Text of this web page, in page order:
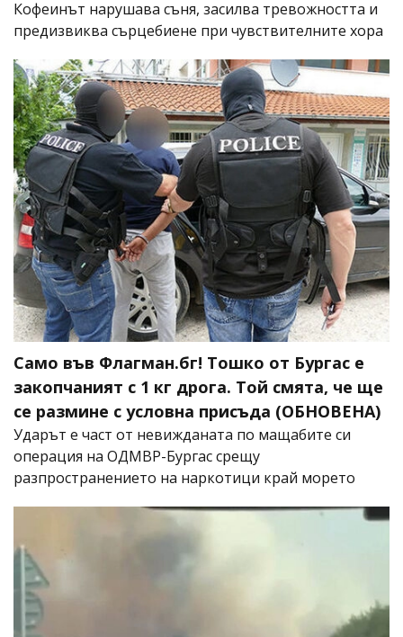
Кофеинът нарушава съня, засилва тревожността и
предизвиква сърцебиене при чувствителните хора
Само във Флагман.бг! Тошко от Бургас е
закопчаният с 1 кг дрога. Той смята, че ще
се размине с условна присъда (ОБНОВЕНА)
Ударът е част от невижданата по мащабите си
операция на ОДМВР-Бургас срещу
разпространението на наркотици край морето